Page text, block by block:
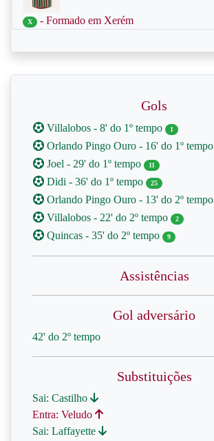
X - Formado em Xerém
Gols
Villalobos - 8' do 1º tempo 1
Orlando Pingo Ouro - 16' do 1º tempo
Joel - 29' do 1º tempo 11
Didi - 36' do 1º tempo 25
Orlando Pingo Ouro - 13' do 2º tempo
Villalobos - 22' do 2º tempo 2
Quincas - 35' do 2º tempo 9
Assistências
Gol adversário
42' do 2º tempo
Substituições
Sai: Castilho
Entra: Veludo
Sai: Laffayette